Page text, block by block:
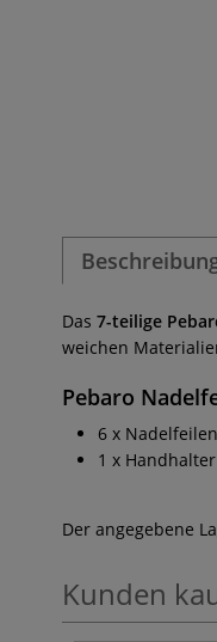
Das 7-teilige
weichen
Pebaro
6 x
1 x
Der angegebene
Kunden